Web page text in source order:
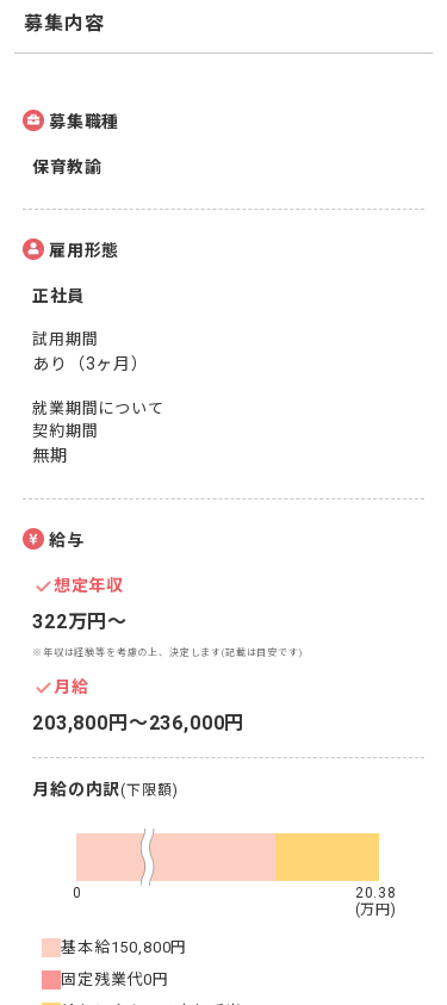
募集内容
募集職種
保育教諭
雇用形態
正社員
試用期間
あり（3ヶ月）
就業期間について
契約期間
無期
給与
想定年収
322万円〜
※年収は経験等を考慮の上、決定します(記載は目安です)
月給
203,800円〜236,000円
月給の内訳(下限額)
0
20.38
(万円)
基本給150,800円
固定残業代0円